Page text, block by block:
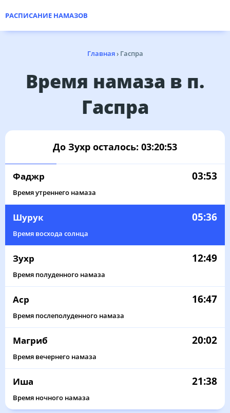
РАСПИСАНИЕ НАМАЗОВ
Главная› Гаспра
Время намаза в п.
Гаспра
До Зухр осталось: 03:20:53
Фаджр 03:53
Время утреннего намаза
Шурук 05:36
Время восхода солнца
Зухр 12:49
Время полуденного намаза
Аср 16:47
Время послеполуденного намаза
Магриб 20:02
Время вечернего намаза
Иша 21:38
Время ночного намаза